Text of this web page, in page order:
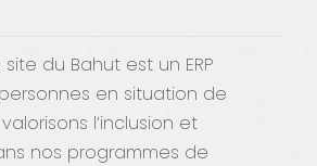
site du Bahut est un ERP
en situation de
l’inclusion et
nos programmes de